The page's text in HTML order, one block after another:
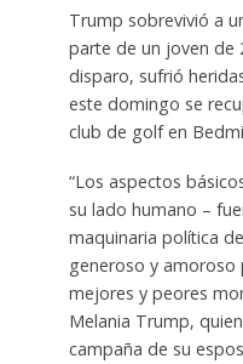
Trump sobrevivió a
parte de un joven de
disparo, sufrió
este domingo se
club de golf en
“Los aspectos
su lado humano –
maquinaria política
generoso y amoroso
mejores y peores
Melania Trump,
campaña de su